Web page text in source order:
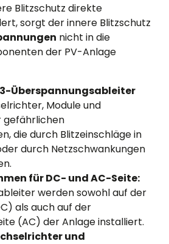
Blitzschutz direkte
sorgt der innere Blitzschutz
nicht in die
der PV-Anlage
Überspannungsableiter
Module und
gefährlichen
die durch Blitzeinschläge in
durch Netzschwankungen
für DC- und AC-Seite:
werden sowohl auf der
als auch auf der
(AC) der Anlage installiert.
und